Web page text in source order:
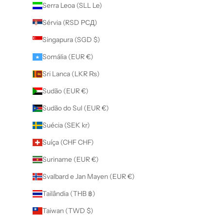
Serra Leoa (SLL Le)
Sérvia (RSD РСД)
Singapura (SGD $)
Somália (EUR €)
Sri Lanca (LKR ₨)
Sudão (EUR €)
Sudão do Sul (EUR €)
Suécia (SEK kr)
Suíça (CHF CHF)
Suriname (EUR €)
Svalbard e Jan Mayen (EUR €)
Tailândia (THB ฿)
Taiwan (TWD $)